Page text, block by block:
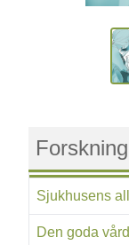
Forskning
Sjukhusens
Den goda